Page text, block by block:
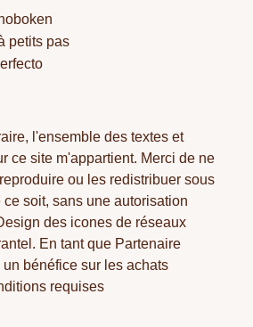
petits pas
l'ensemble des textes et
ce site m'appartient. Merci de ne
ou les redistribuer sous
soit, sans une autorisation
des icones de réseaux
En tant que Partenaire
bénéfice sur les achats
requises